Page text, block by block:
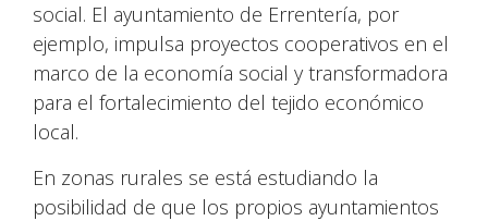
social. El ayuntamiento de Errentería, por
ejemplo, impulsa proyectos cooperativos en el
marco de la economía social y transformadora
para el fortalecimiento del tejido económico
local.
En zonas rurales se está estudiando la
posibilidad de que los propios ayuntamientos